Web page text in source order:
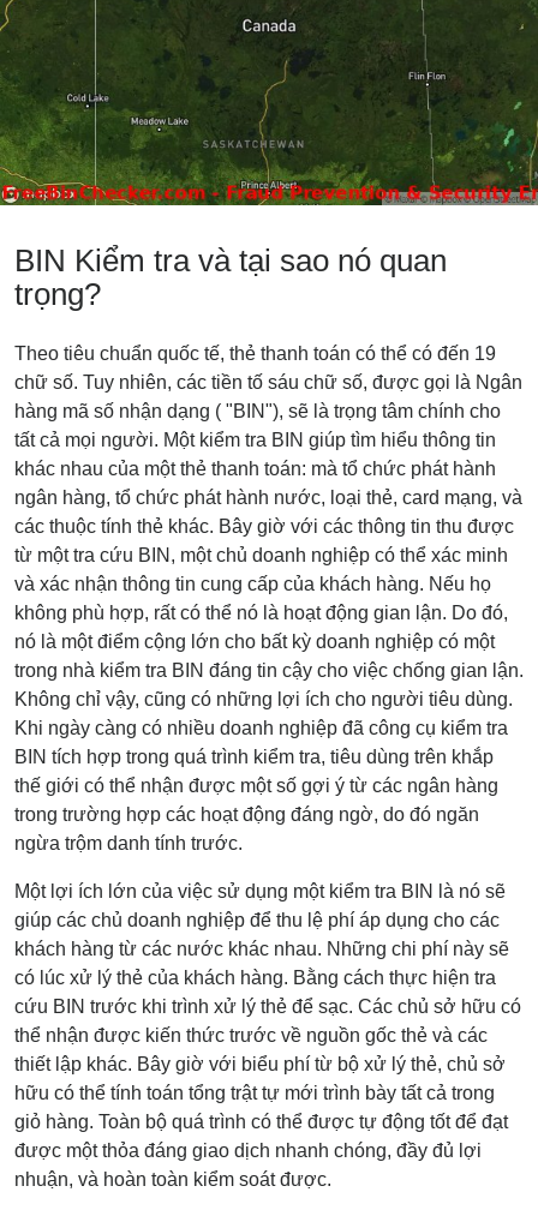
BIN Kiểm tra và tại sao nó quan
trọng?
Theo tiêu chuẩn quốc tế, thẻ thanh toán có thể có đến 19
chữ số. Tuy nhiên, các tiền tố sáu chữ số, được gọi là Ngân
hàng mã số nhận dạng ( "BIN"), sẽ là trọng tâm chính cho
tất cả mọi người. Một kiểm tra BIN giúp tìm hiểu thông tin
khác nhau của một thẻ thanh toán: mà tổ chức phát hành
ngân hàng, tổ chức phát hành nước, loại thẻ, card mạng, và
các thuộc tính thẻ khác. Bây giờ với các thông tin thu được
từ một tra cứu BIN, một chủ doanh nghiệp có thể xác minh
và xác nhận thông tin cung cấp của khách hàng. Nếu họ
không phù hợp, rất có thể nó là hoạt động gian lận. Do đó,
nó là một điểm cộng lớn cho bất kỳ doanh nghiệp có một
trong nhà kiểm tra BIN đáng tin cậy cho việc chống gian lận.
Không chỉ vậy, cũng có những lợi ích cho người tiêu dùng.
Khi ngày càng có nhiều doanh nghiệp đã công cụ kiểm tra
BIN tích hợp trong quá trình kiểm tra, tiêu dùng trên khắp
thế giới có thể nhận được một số gợi ý từ các ngân hàng
trong trường hợp các hoạt động đáng ngờ, do đó ngăn
ngừa trộm danh tính trước.
Một lợi ích lớn của việc sử dụng một kiểm tra BIN là nó sẽ
giúp các chủ doanh nghiệp để thu lệ phí áp dụng cho các
khách hàng từ các nước khác nhau. Những chi phí này sẽ
có lúc xử lý thẻ của khách hàng. Bằng cách thực hiện tra
cứu BIN trước khi trình xử lý thẻ để sạc. Các chủ sở hữu có
thể nhận được kiến ​​thức trước về nguồn gốc thẻ và các
thiết lập khác. Bây giờ với biểu phí từ bộ xử lý thẻ, chủ sở
hữu có thể tính toán tổng trật tự mới trình bày tất cả trong
giỏ hàng. Toàn bộ quá trình có thể được tự động tốt để đạt
được một thỏa đáng giao dịch nhanh chóng, đầy đủ lợi
nhuận, và hoàn toàn kiểm soát được.